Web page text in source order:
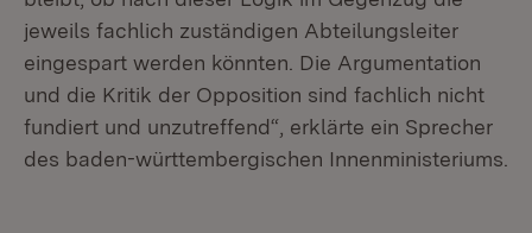
jeweils fachlich zuständigen Abteilungsleiter
eingespart werden könnten. Die Argumentation
und die Kritik der Opposition sind fachlich nicht
fundiert und unzutreffend“, erklärte ein Sprecher
des baden-württembergischen Innenministeriums.